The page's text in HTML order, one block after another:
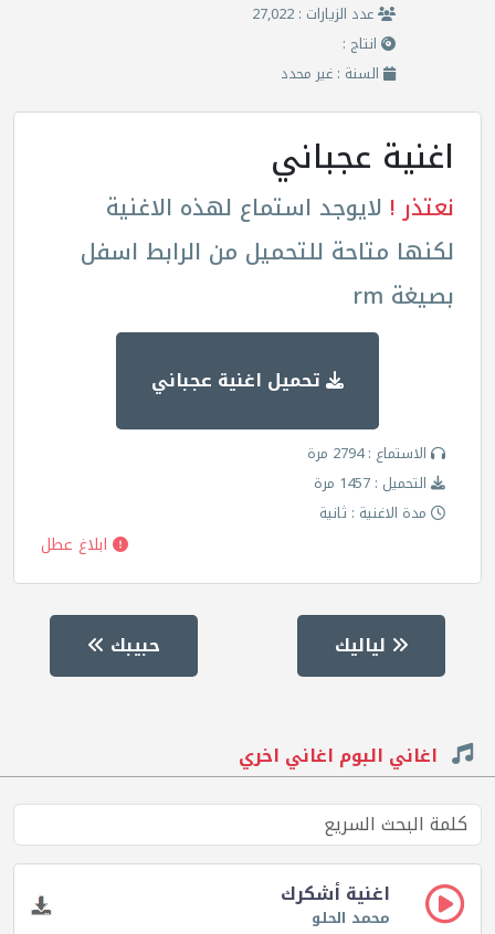
عدد الزيارات : 27,022
انتاج :
السنة : غير محدد
اغنية عجباني
نعتذر ! لايوجد استماع لهذه الاغنية
لكنها متاحة للتحميل من الرابط اسفل
بصيغة rm
تحميل اغنية عجباني
الاستماع : 2794 مرة
التحميل : 1457 مرة
مدة الاغنية : ثانية
ابلاغ عطل
لياليك حبيبك
اغاني البوم اغاني اخري
اغنية أشكرك
محمد الحلو